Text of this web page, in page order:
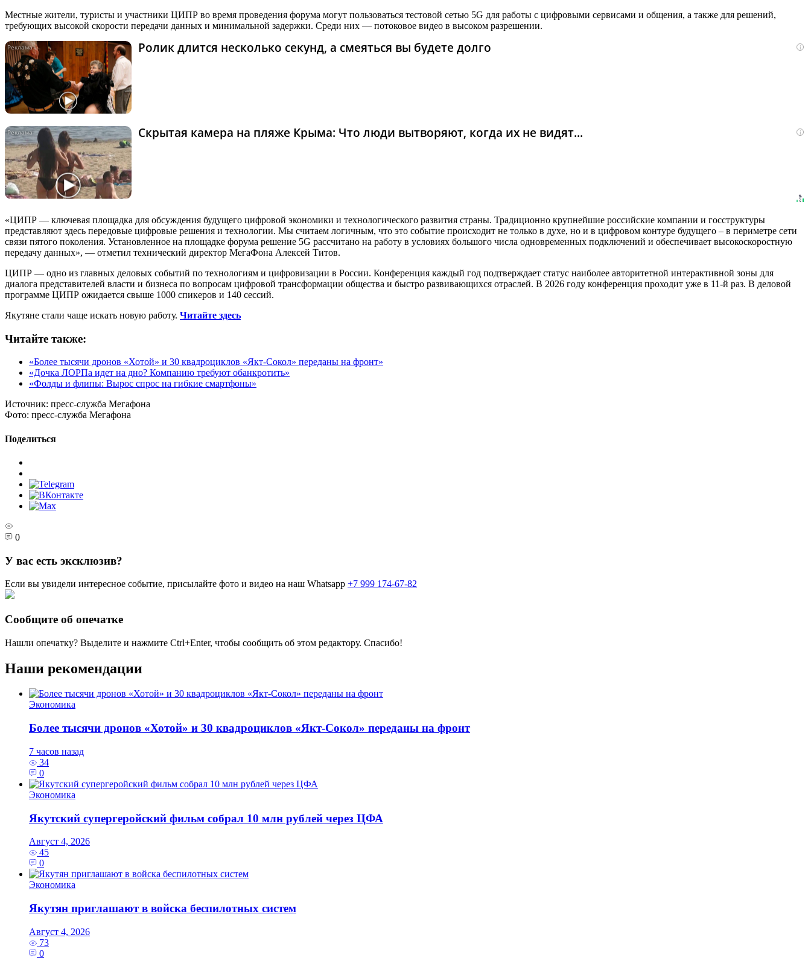
Местные жители, туристы и участники ЦИПР во время проведения форума могут пользоваться тестовой сетью 5G для работы с цифровыми сервисами и общения, а также для решений,
требующих высокой скорости передачи данных и минимальной задержки. Среди них — потоковое видео в высоком разрешении.
i
Ролик длится несколько секунд, а смеяться вы будете долго
i
Скрытая камера на пляже Крыма: Что люди вытворяют, когда их не видят...
«ЦИПР — ключевая площадка для обсуждения будущего цифровой экономики и технологического развития страны. Традиционно крупнейшие российские компании и госструктуры
представляют здесь передовые цифровые решения и технологии. Мы считаем логичным, что это событие происходит не только в духе, но и в цифровом контуре будущего – в периметре сети
связи пятого поколения. Установленное на площадке форума решение 5G рассчитано на работу в условиях большого числа одновременных подключений и обеспечивает высокоскоростную
передачу данных», — отметил технический директор МегаФона Алексей Титов.
ЦИПР — одно из главных деловых событий по технологиям и цифровизации в России. Конференция каждый год подтверждает статус наиболее авторитетной интерактивной зоны для
диалога представителей власти и бизнеса по вопросам цифровой трансформации общества и быстро развивающихся отраслей. В 2026 году конференция проходит уже в 11-й раз. В деловой
программе ЦИПР ожидается свыше 1000 спикеров и 140 сессий.
Якутяне стали чаще искать новую работу. Читайте здесь
Читайте также:
«Более тысячи дронов «Хотой» и 30 квадроциклов «Якт-Сокол» переданы на фронт»
«Дочка ЛОРПа идет на дно? Компанию требуют обанкротить»
«Фолды и флипы: Вырос спрос на гибкие смартфоны»
Источник: пресс-служба Мегафона
Фото: пресс-служба Мегафона
Поделиться
0
У вас есть эксклюзив?
Если вы увидели интересное событие, присылайте фото и видео на наш Whatsapp +7 999 174-67-82
Сообщите об опечатке
Нашли опечатку? Выделите и нажмите Ctrl+Enter, чтобы сообщить об этом редактору. Спасибо!
Наши рекомендации
Экономика
Более тысячи дронов «Хотой» и 30 квадроциклов «Якт-Сокол» переданы на фронт
7 часов назад
34
0
Экономика
Якутский супергеройский фильм собрал 10 млн рублей через ЦФА
Август 4, 2026
45
0
Экономика
Якутян приглашают в войска беспилотных систем
Август 4, 2026
73
0